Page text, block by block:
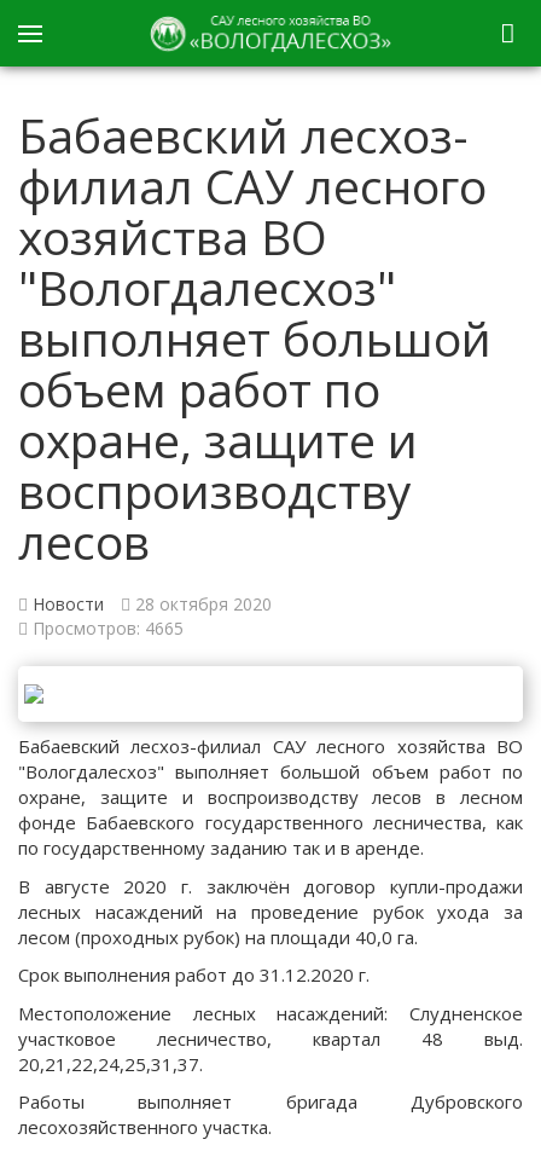
Бабаевский лесхоз-
филиал САУ лесного
хозяйства ВО
"Вологдалесхоз"
выполняет большой
объем работ по
охране, защите и
воспроизводству
лесов
Новости
28 октября 2020
Просмотров: 4665
Бабаевский лесхоз-филиал САУ лесного хозяйства ВО
"Вологдалесхоз" выполняет большой объем работ по
охране, защите и воспроизводству лесов в лесном
фонде Бабаевского государственного лесничества, как
по государственному заданию так и в аренде.
В августе 2020 г. заключён договор купли-продажи
лесных насаждений на проведение рубок ухода за
лесом (проходных рубок) на площади 40,0 га.
Срок выполнения работ до 31.12.2020 г.
Местоположение лесных насаждений: Слудненское
участковое лесничество, квартал 48 выд.
20,21,22,24,25,31,37.
Работы выполняет бригада Дубровского
лесохозяйственного участка.